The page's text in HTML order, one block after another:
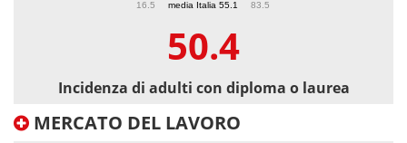
media Italia 55.1
16.5 83.5
50.4
Incidenza di adulti con diploma o laurea
MERCATO DEL LAVORO